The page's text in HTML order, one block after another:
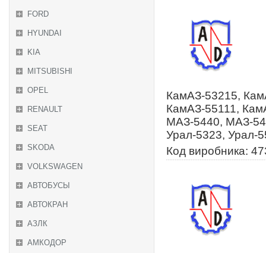
FORD
HYUNDAI
KIA
MITSUBISHI
OPEL
RENAULT
SEAT
SKODA
VOLKSWAGEN
АВТОБУСЫ
АВТОКРАН
АЗЛК
АМКОДОР
КамАЗ-53215,
КамАЗ-55111,
МАЗ-5440, МАЗ-
Урал-5323, Урал-
Код виробника: